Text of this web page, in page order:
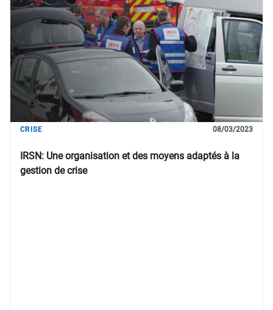
IRSN: Une organisation et des moyens adaptés à la
gestion de crise
CRISE 08/03/2023